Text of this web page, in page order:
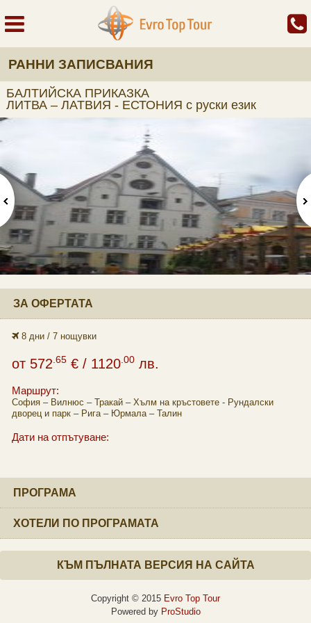
РАННИ ЗАПИСВАНИЯ
БАЛТИЙСКА ПРИКАЗКА
ЛИТВА – ЛАТВИЯ - ЕСТОНИЯ с руски език
ЗА ОФЕРТАТА
8 дни / 7 нощувки
от 572 .65 € / 1120 .00 лв.
Маршрут:
София – Вилнюс – Тракай – Хълм на кръстовете - Рундалски
дворец и парк – Рига – Юрмала – Талин
Дати на отпътуване:
ПРОГРАМА
ХОТЕЛИ ПО ПРОГРАМАТА
КЪМ ПЪЛНАТА ВЕРСИЯ НА САЙТА
Copyright © 2015 Evro Top Tour
Powered by ProStudio